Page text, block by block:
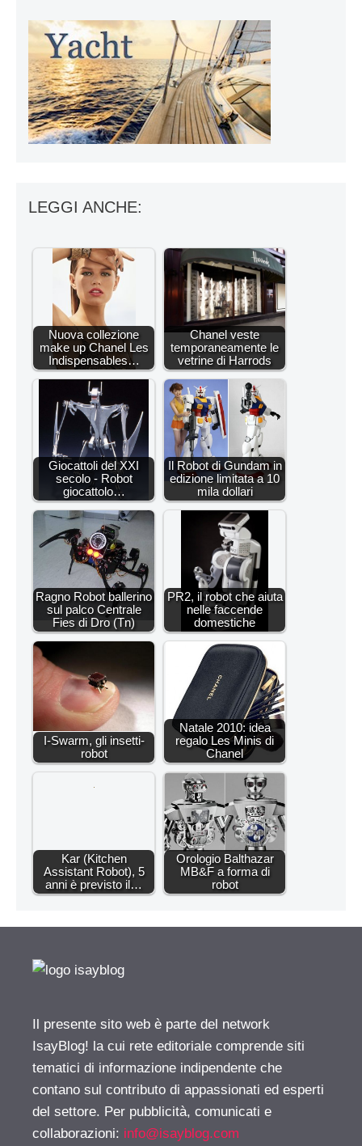
LEGGI ANCHE:
Nuova collezione
make up Chanel Les
Indispensables…
Chanel veste
temporaneamente le
vetrine di Harrods
Giocattoli del XXI
secolo - Robot
giocattolo…
Il Robot di Gundam in
edizione limitata a 10
mila dollari
Ragno Robot ballerino
sul palco Centrale
Fies di Dro (Tn)
PR2, il robot che aiuta
nelle faccende
domestiche
I-Swarm, gli insetti-
robot
Natale 2010: idea
regalo Les Minis di
Chanel
Kar (Kitchen
Assistant Robot), 5
anni è previsto il…
Orologio Balthazar
MB&F a forma di
robot
Il presente sito web è parte del network
IsayBlog! la cui rete editoriale comprende siti
tematici di informazione indipendente che
contano sul contributo di appassionati ed esperti
del settore. Per pubblicità, comunicati e
collaborazioni: info@isayblog.com